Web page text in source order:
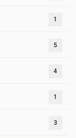
1
5
4
1
3